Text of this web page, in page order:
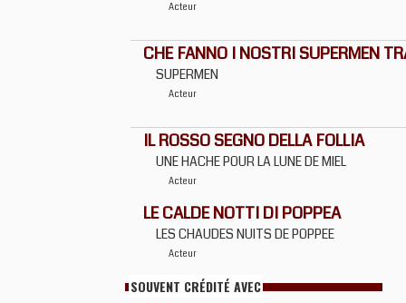
Acteur
CHE FANNO I NOSTRI SUPERMEN
SUPERMEN
Acteur
IL ROSSO SEGNO DELLA FOLLIA
UNE HACHE POUR LA LUNE DE MIEL
Acteur
LE CALDE NOTTI DI POPPEA
LES CHAUDES NUITS DE POPPEE
Acteur
SOUVENT CRÉDITÉ AVEC